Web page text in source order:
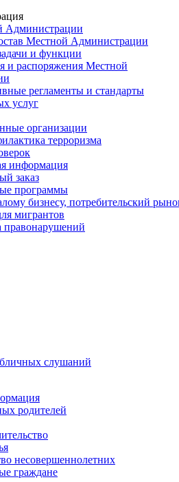
Администрации
Местной Администрации
и функции
и распоряжения Местной
регламенты и стандарты
услуг
организации
терроризма
информация
заказ
программы
бизнесу, потребительский
мигрантов
правонарушений
слушаний
родителей
несовершеннолетних
граждане